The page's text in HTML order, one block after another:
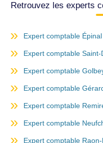
Retrouvez les experts
Expert comptable Épinal
Expert comptable
Expert comptable
Expert comptable
Expert comptable
Expert comptable
Expert comptable Raon-